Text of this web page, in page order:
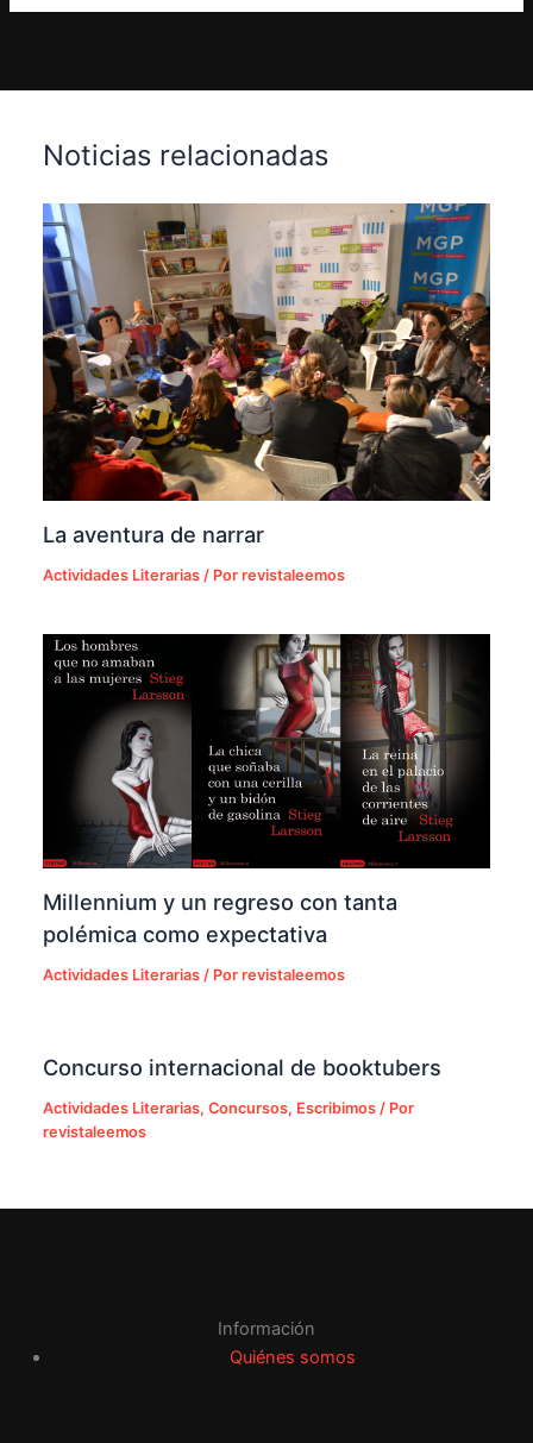
Noticias relacionadas
La aventura de narrar
Actividades Literarias / Porrevistaleemos
Millennium y un regreso con tanta
polémica como expectativa
Actividades Literarias / Porrevistaleemos
Concurso internacional de booktubers
Actividades Literarias,Concursos, Escribimos / Por
revistaleemos
Información
Quiénes somos